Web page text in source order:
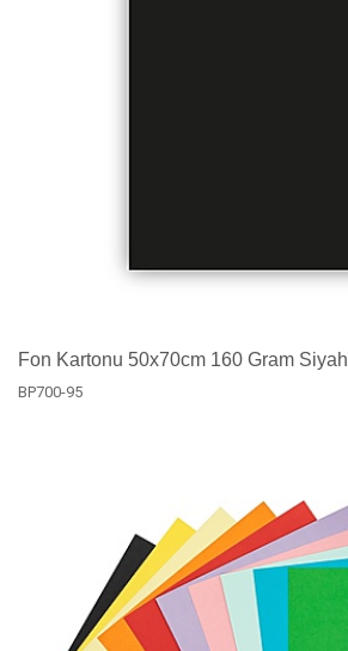
Fon Kartonu 50x70cm 160 Gram Siyah
BP700-95